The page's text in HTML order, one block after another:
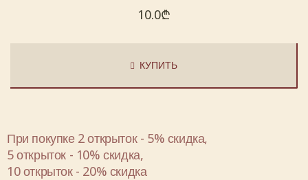
10.0₾
КУПИТЬ
При покупке 2 открыток - 5% скидка,
5 открыток - 10% скидка,
10 открыток - 20% скидка